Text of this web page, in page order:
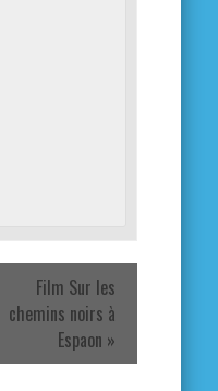
Film Sur les
chemins noirs à
Espaon »